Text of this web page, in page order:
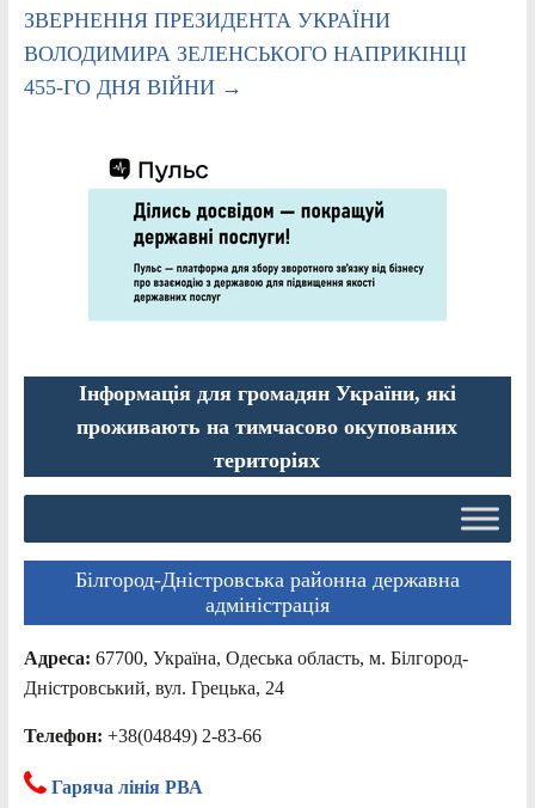
ЗВЕРНЕННЯ ПРЕЗИДЕНТА УКРАЇНИ
ВОЛОДИМИРА ЗЕЛЕНСЬКОГО НАПРИКІНЦІ
455-ГО ДНЯ ВІЙНИ →
Інформація для громадян України, які
проживають на тимчасово окупованих
територіях
Білгород-Дністровська районна державна
адміністрація
Адреса: 67700, Україна, Одеська область, м. Білгород-
Дністровський, вул. Грецька, 24
Телефон: +38(04849) 2-83-66
Гаряча лінія РВА